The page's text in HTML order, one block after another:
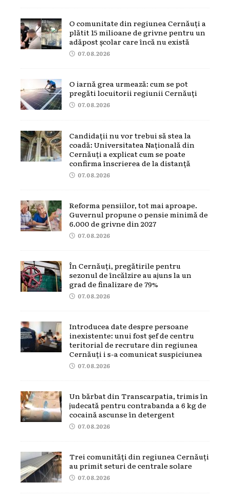
O comunitate din regiunea Cernăuți a
plătit 15 milioane de grivne pentru un
adăpost școlar care încă nu există
07.08.2026
O iarnă grea urmează: cum se pot
pregăti locuitorii regiunii Cernăuți
07.08.2026
Candidații nu vor trebui să stea la
coadă: Universitatea Națională din
Cernăuți a explicat cum se poate
confirma înscrierea de la distanță
07.08.2026
Reforma pensiilor, tot mai aproape.
Guvernul propune o pensie minimă de
6.000 de grivne din 2027
07.08.2026
În Cernăuți, pregătirile pentru
sezonul de încălzire au ajuns la un
grad de finalizare de 79%
07.08.2026
Introducea date despre persoane
inexistente: unui fost șef de centru
teritorial de recrutare din regiunea
Cernăuți i s-a comunicat suspiciunea
07.08.2026
Un bărbat din Transcarpatia, trimis în
judecată pentru contrabanda a 6 kg de
cocaină ascunse în detergent
07.08.2026
Trei comunități din regiunea Cernăuți
au primit seturi de centrale solare
07.08.2026